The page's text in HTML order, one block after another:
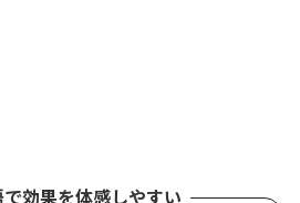
効果を体感しやすい